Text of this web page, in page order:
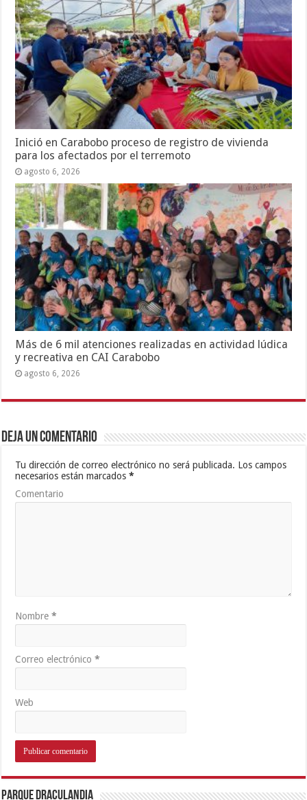
Inició en Carabobo proceso de registro de vivienda
para los afectados por el terremoto
agosto 6, 2026
Más de 6 mil atenciones realizadas en actividad lúdica
y recreativa en CAI Carabobo
agosto 6, 2026
Deja un comentario
Tu dirección de correo electrónico no será publicada. Los campos
necesarios están marcados*
Comentario
Nombre*
Correo electrónico*
Web
Parque Draculandia